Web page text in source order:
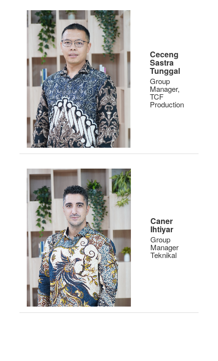
Ceceng
Sastra
Tunggal
Group
Manager,
TCF
Production
Caner
Ihtiyar
Group
Manager
Teknikal